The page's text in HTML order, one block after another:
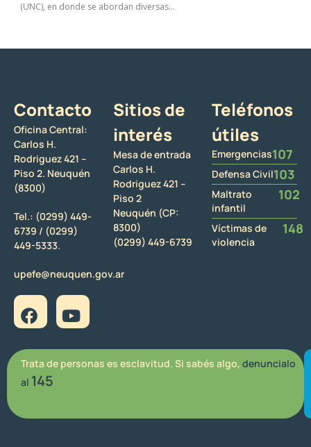
(UNC), en donde se abordan diversas...
Contacto
Oficina Central:
Carlos H.
Rodriguez 421 –
Piso 2. Neuquén
(8300)
Tel.: (0299) 449-
6739 / (0299)
449-5333.
upefe@neuquen.gov.ar
Sitios de
interés
Mesa de entrada
Carlos H.
Rodriguez 421 –
Piso 2
Neuquén (CP:
8300)
(0299) 449-6739
Teléfonos
útiles
Emergencias107
Defensa Civil103
Maltrato
infantil
102
Víctimas de
violencia
148
Trata de personas es esclavitud. Si sabés algo, denuncialo
al 145